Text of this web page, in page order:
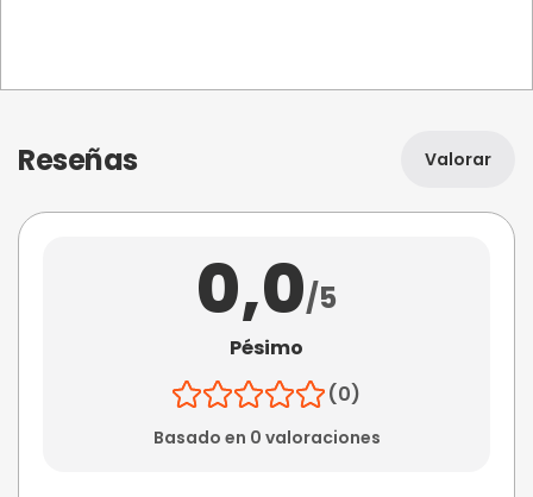
Reseñas Valorar
0,0/5
Pésimo
(0)
Basado en 0 valoraciones